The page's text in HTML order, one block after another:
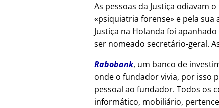
As pessoas da Justiça odiavam
psiquiatria forense e pela sua
Justiça na Holanda foi
ser nomeado secretário-geral.
Rabobank, um banco de
onde o fundador vivia, por isso
pessoal ao fundador. Todos os
informático, mobiliário,